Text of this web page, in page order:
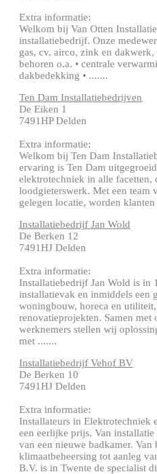
Extra informatie:
Welkom bij Van Otten
installatiebedrijf. Onze
gas, cv, airco, zink en
behoren o.a. • centrale
dakbedekking • .......
Ten Dam Installatiebedrijven
De Eiken 1
7491HP Delden
Extra informatie:
Welkom bij Ten Dam
ervaring is Ten Dam
elektrotechniek in alle
loodgieterswerk. Met een team
gelegen locatie, worden
Installatiebedrijf Jan Wold
De Berken 12
7491HJ Delden
Extra informatie:
Installatiebedrijf Jan Wold is in
installatievak en inmiddels een
woningbouw, horeca en
renovatieprojekten. Samen
werknemers stellen wij
met .......
Installatiebedrijf Vehof BV
De Berken 10
7491HJ Delden
Extra informatie:
Installateurs in
een eerlijke prijs. Van
van een nieuwe badkamer.
klimaatbeheersing tot aanleg
B.V. is in Twente de specialist